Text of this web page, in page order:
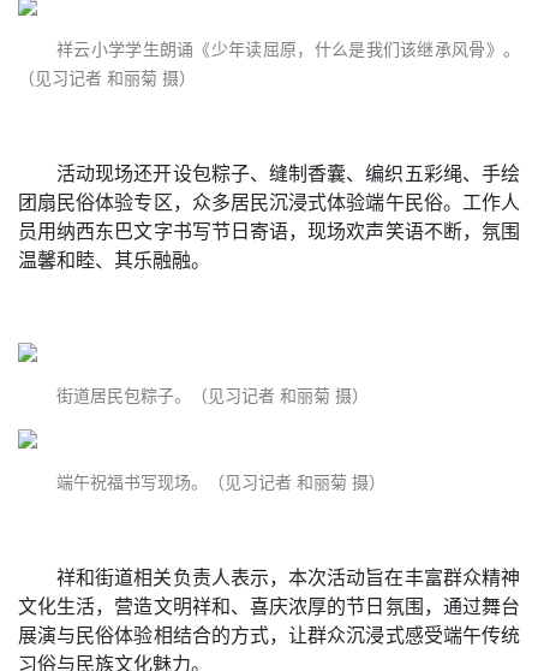
祥云小学学生朗诵《少年读屈原，什么是我们该继承风骨》。
（见习记者 和丽菊 摄）
活动现场还开设包粽子、缝制香囊、编织五彩绳、手绘
团扇民俗体验专区，众多居民沉浸式体验端午民俗。工作人
员用纳西东巴文字书写节日寄语，现场欢声笑语不断，氛围
温馨和睦、其乐融融。
街道居民包粽子。（见习记者 和丽菊 摄）
端午祝福书写现场。（见习记者 和丽菊 摄）
祥和街道相关负责人表示，本次活动旨在丰富群众精神
文化生活，营造文明祥和、喜庆浓厚的节日氛围，通过舞台
展演与民俗体验相结合的方式，让群众沉浸式感受端午传统
习俗与民族文化魅力。